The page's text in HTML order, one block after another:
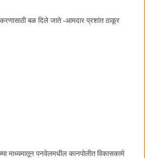
बळ दिले जाते -आमदार प्रशांत ठाकूर
माध्यमातून पनवेलमधील कानपोलीत विकासकामे